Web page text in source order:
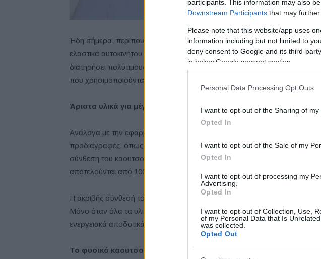
participants. This information may also
Downstream Participants that may
Please note that this website/app uses
information including but not limited to
deny consent to Google and its third-
in below Google consent section.
Personal Data Processing Opt Outs
I want to opt-out of the Sharing of my
Opted In
I want to opt-out of the Sale of my
Opted In
I want to opt-out of processing my
Advertising.
Opted In
I want to opt-out of Collection, Use,
of my Personal Data that Is
was collected.
Opted Out
επανάχρηση και την
Ήδη σήμερα, περίπου 15% με 20% ανανεώσιμα ή ανακυκλωμένα υλικά
ελαστικά αυτοκινήτου της Continental. Για να αυξήσει περαιτέρω το
διατηρήσει πολύτιμους πόρους, η Continental αναλύει και επανεξετάζει
που χρησιμοποιούνται στην παραγωγή ελαστικών. Δείτε πώς:
Άριστα υλικά για μέγιστη ασφάλεια
Ανάλογα με την εφαρμογή, την εποχή και τις συνθήκες, τα ελαστικά
προδιαγραφές, όπως, για παράδειγμα, στο σχέδιο του πέλματος. Αλλά σε
σύνθεση του καουτσούκ, αυτές οι αλλαγές δεν είναι εύκολα ορατές,
αποτελούνται από 100 διαφορετικές πρώτες ύλες.
Η ακριβής σύνθεσή τους έχει σημαντικό αντίκτυπο στα ελαστικά και στα
Μόνο όταν όλα τα υλικά ταιριάζουν ιδανικά μεταξύ τους, μπορούν να
ενεργειακά αποδοτικά και ανθεκτικά ελαστικά υψηλής απόδοσης.
Το φυσικό καουτσούκ είναι απαραίτητο, χάρη στις εξαιρετικές του